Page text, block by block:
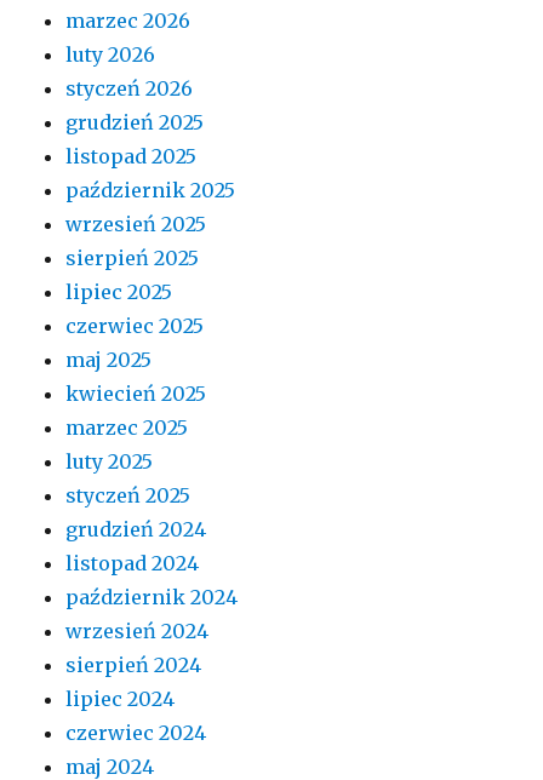
marzec 2026
luty 2026
styczeń 2026
grudzień 2025
listopad 2025
październik 2025
wrzesień 2025
sierpień 2025
lipiec 2025
czerwiec 2025
maj 2025
kwiecień 2025
marzec 2025
luty 2025
styczeń 2025
grudzień 2024
listopad 2024
październik 2024
wrzesień 2024
sierpień 2024
lipiec 2024
czerwiec 2024
maj 2024